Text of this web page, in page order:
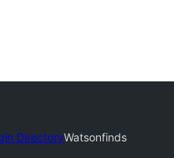
DirectoryWatsonfinds